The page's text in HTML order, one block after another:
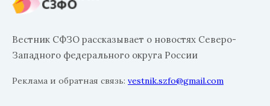
Вестник СФЗО рассказывает о новостях Северо-
Западного федерального округа России
Реклама и обратная связь: vestnik.szfo@gmail.com